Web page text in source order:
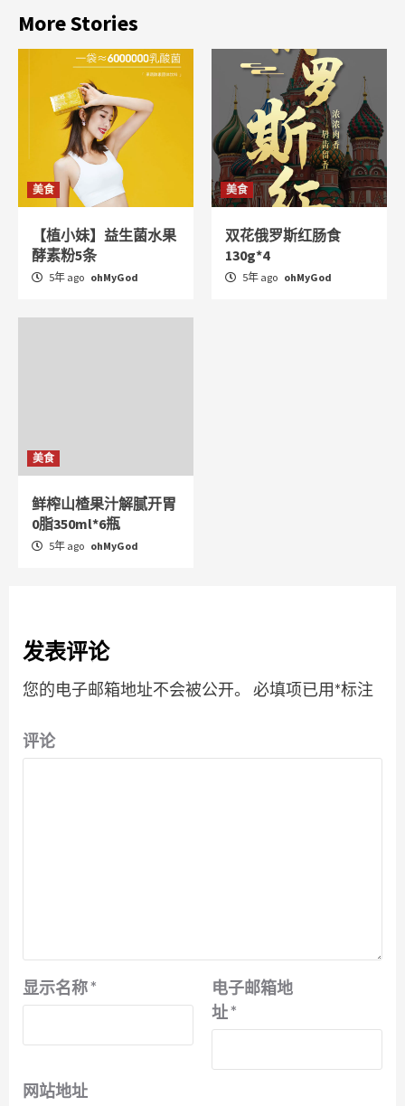
More Stories
美食
【植小妹】益生菌水果
酵素粉5条
5年 ago ohMyGod
美食
双花俄罗斯红肠食
130g*4
5年 ago ohMyGod
美食
鲜榨山楂果汁解腻开胃
0脂350ml*6瓶
5年 ago ohMyGod
发表评论
您的电子邮箱地址不会被公开。 必填项已用*标注
评论
显示名称*
电子邮箱地
址*
网站地址